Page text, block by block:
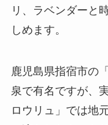
リ、ラベンダーと
しめます。
鹿児島県指宿市の
泉で有名ですが、
ロウリュ」では地